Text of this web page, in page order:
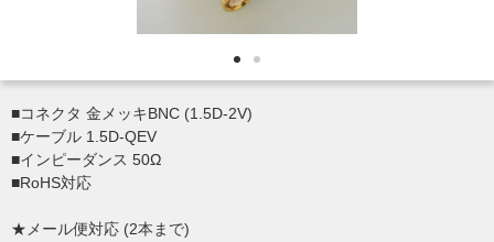
■コネクタ 金メッキBNC (1.5D-2V)
■ケーブル 1.5D-QEV
■インピーダンス 50Ω
■RoHS対応
★メール便対応 (2本まで)